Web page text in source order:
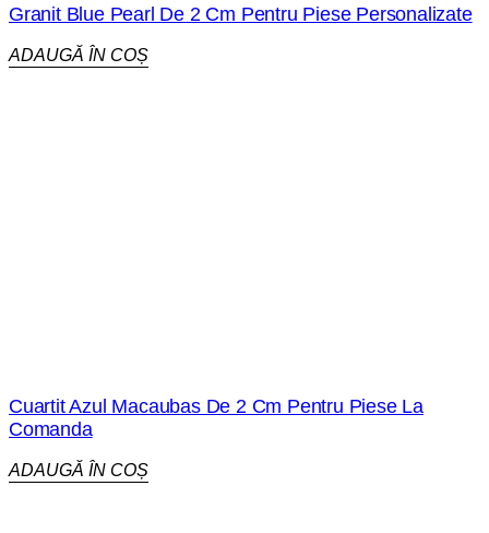
Granit Blue Pearl De 2 Cm Pentru Piese Personalizate
ADAUGĂ ÎN COȘ
Cuartit Azul Macaubas De 2 Cm Pentru Piese La
Comanda
ADAUGĂ ÎN COȘ